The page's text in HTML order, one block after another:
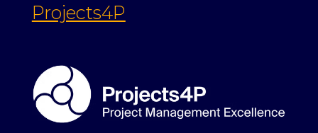
Projects4P